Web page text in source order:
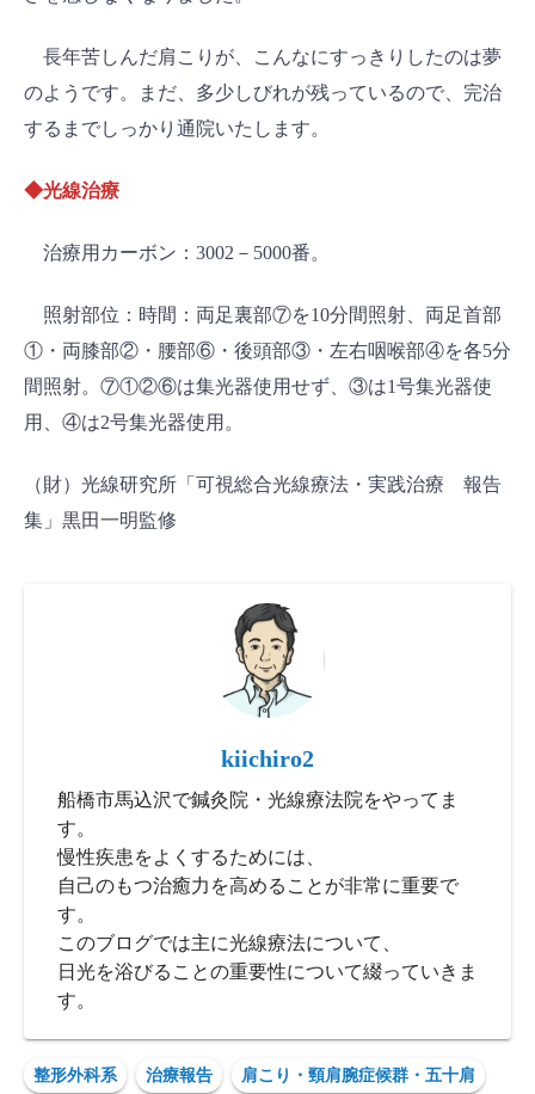
長年苦しんだ肩こりが、こんなにすっきりしたのは夢
のようです。まだ、多少しびれが残っているので、完治
するまでしっかり通院いたします。
◆光線治療
治療用カーボン：3002－5000番。
照射部位：時間：両足裏部⑦を10分間照射、両足首部
①・両膝部②・腰部⑥・後頭部③・左右咽喉部④を各5分
間照射。⑦①②⑥は集光器使用せず、③は1号集光器使
用、④は2号集光器使用。
（財）光線研究所「可視総合光線療法・実践治療 報告
集」黒田一明監修
kiichiro2
船橋市馬込沢で鍼灸院・光線療法院をやってま
す。
慢性疾患をよくするためには、
自己のもつ治癒力を高めることが非常に重要で
す。
このブログでは主に光線療法について、
日光を浴びることの重要性について綴っていきま
す。
整形外科系 治療報告 肩こり・頸肩腕症候群・五十肩